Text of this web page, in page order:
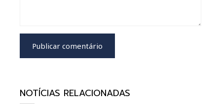
NOTÍCIAS RELACIONADAS